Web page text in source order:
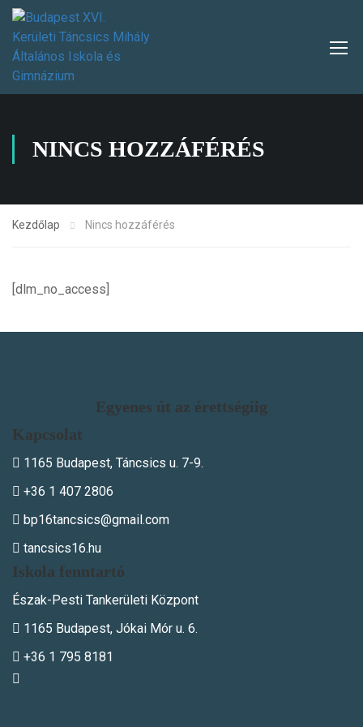
NINCS HOZZÁFÉRÉS
Kezdőlap Nincs hozzáférés
[dlm_no_access]
Egyenes út az érettségiig
Kapcsolat
1165 Budapest, Táncsics u. 7-9.
+36 1 407 2806
bp16tancsics@gmail.com
tancsics16.hu
Iskola fenntartó
Észak-Pesti Tankerületi Központ
1165 Budapest, Jókai Mór u. 6.
+36 1 795 8181